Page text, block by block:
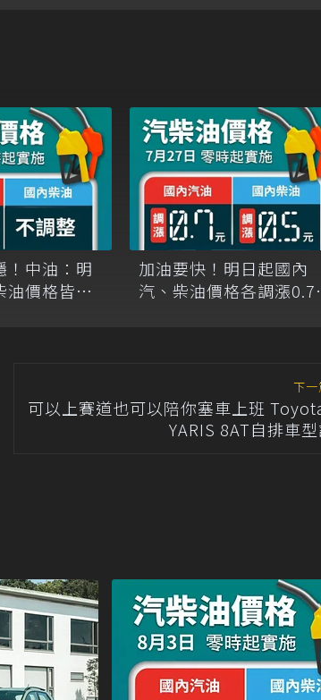
！中油：明
油價格皆不
加油要快！明日起國內
汽、柴油價格各調漲0.7
下一
可以上賽道也可以陪你塞車上班
YARIS 8AT自排車